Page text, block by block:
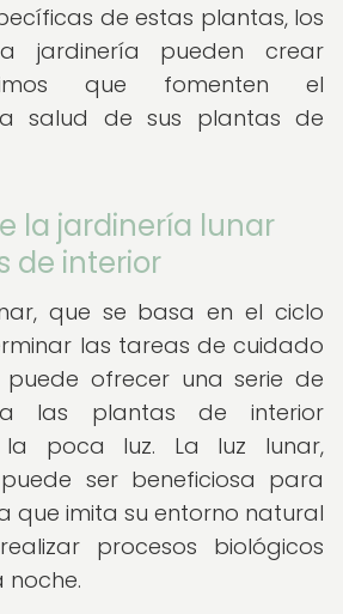
de estas plantas, los
jardinería pueden crear
que fomenten el
salud de sus plantas de
la jardinería lunar
de interior
que se basa en el ciclo
las tareas de cuidado
ofrecer una serie de
las plantas de interior
poca luz. La luz lunar,
ser beneficiosa para
que imita su entorno natural
procesos biológicos